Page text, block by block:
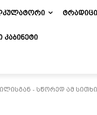
ᲙᲐᲑᲘᲜᲔᲢᲘ
- სწორედ ამ